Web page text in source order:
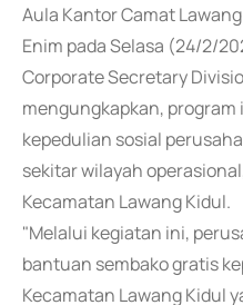
Aula Kantor Camat
Enim pada Selasa (24/2/
Corporate Secretary
mengungkapkan,
kepedulian sosial
sekitar wilayah
Kecamatan Lawang Kidul.
"Melalui kegiatan ini,
bantuan sembako gratis
Kecamatan Lawang Kidul